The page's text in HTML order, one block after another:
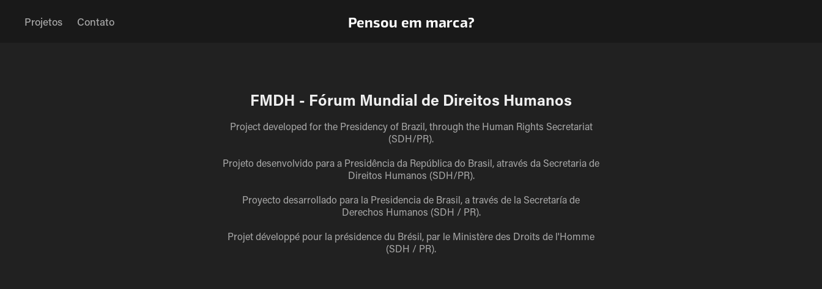
Projetos Contato Pensou em marca?
FMDH - Fórum Mundial de Direitos Humanos
Project developed for the Presidency of Brazil, through the Human Rights Secretariat
(SDH/PR).
Projeto desenvolvido para a Presidência da República do Brasil, através da Secretaria de
Direitos Humanos (SDH/PR).
Proyecto desarrollado para la Presidencia de Brasil, a través de la Secretaría de
Derechos Humanos (SDH / PR).
Projet développé pour la présidence du Brésil, par le Ministère des Droits de l'Homme
(SDH / PR).